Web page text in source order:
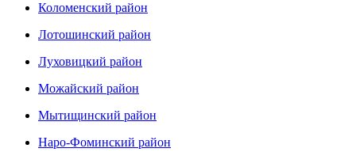
Коломенский район
Лотошинский район
Луховицкий район
Можайский район
Мытищинский район
Наро-Фоминский район